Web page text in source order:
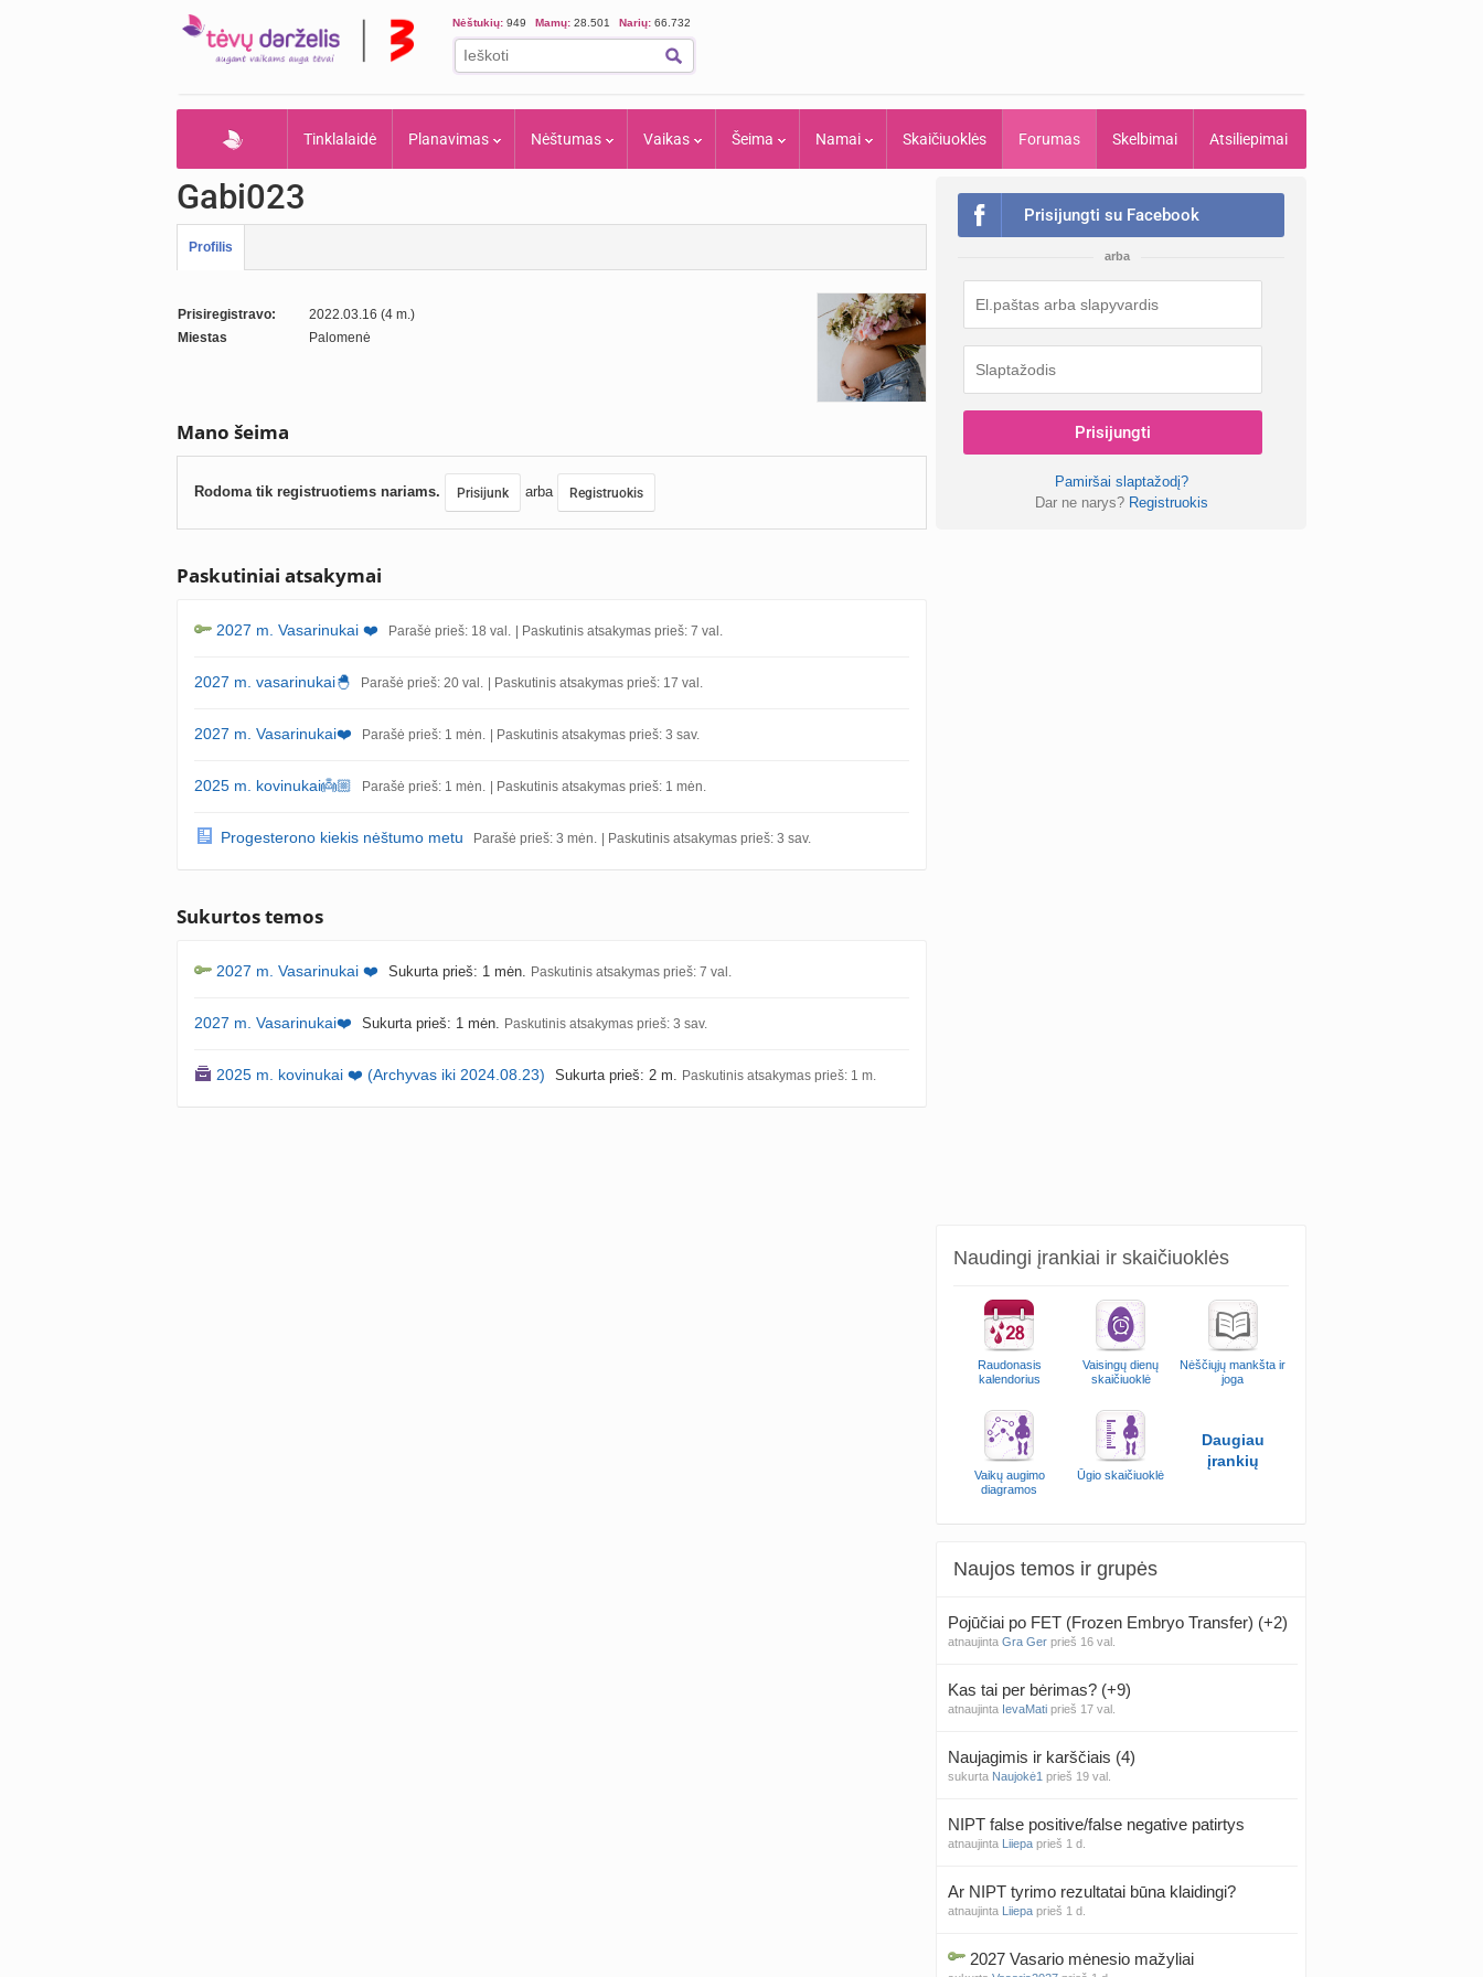
Nėštukių: 949 Mamų: 28.501 Narių: 66.732
Tinklalaidė Planavimas Nėštumas Vaikas Šeima Namai Skaičiuoklės Forumas Skelbimai Atsiliepimai
Gabi023
Profilis
Prisiregistravo:
2022.03.16 (4 m.)
Miestas
Palomenė
Mano šeima
Rodoma tik registruotiems nariams. Prisijunk arba Registruokis
Paskutiniai atsakymai
2027 m. Vasarinukai ❤️ Parašė prieš: 18 val. | Paskutinis atsakymas prieš: 7 val.
2027 m. vasarinukai🐣 Parašė prieš: 20 val. | Paskutinis atsakymas prieš: 17 val.
2027 m. Vasarinukai❤️ Parašė prieš: 1 mėn. | Paskutinis atsakymas prieš: 3 sav.
2025 m. kovinukai👼🏼 Parašė prieš: 1 mėn. | Paskutinis atsakymas prieš: 1 mėn.
Progesterono kiekis nėštumo metu Parašė prieš: 3 mėn. | Paskutinis atsakymas prieš: 3 sav.
Sukurtos temos
2027 m. Vasarinukai ❤️ Sukurta prieš: 1 mėn. Paskutinis atsakymas prieš: 7 val.
2027 m. Vasarinukai❤️ Sukurta prieš: 1 mėn. Paskutinis atsakymas prieš: 3 sav.
2025 m. kovinukai ❤️ (Archyvas iki 2024.08.23) Sukurta prieš: 2 m. Paskutinis atsakymas prieš: 1 m.
Prisijungti su Facebook
arba
Prisijungti
Pamiršai slaptažodį?
Dar ne narys? Registruokis
Naudingi įrankiai ir skaičiuoklės
Raudonasis
kalendorius
Vaisingų dienų
skaičiuoklė
Nėščiųjų mankšta ir
joga
Vaikų augimo
diagramos
Ūgio skaičiuoklė
Daugiau
įrankių
Naujos temos ir grupės
Pojūčiai po FET (Frozen Embryo Transfer) (+2)
atnaujinta Gra Ger prieš 16 val.
Kas tai per bėrimas? (+9)
atnaujinta IevaMati prieš 17 val.
Naujagimis ir karščiais (4)
sukurta Naujokė1 prieš 19 val.
NIPT false positive/false negative patirtys
atnaujinta Liiepa prieš 1 d.
Ar NIPT tyrimo rezultatai būna klaidingi?
atnaujinta Liiepa prieš 1 d.
2027 Vasario mėnesio mažyliai